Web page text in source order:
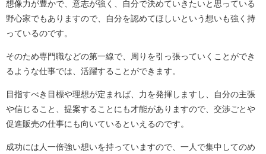
想像力が豊かで、意志が強く、自分で決めていきたいと思っている
野心家でもありますので、自分を認めてほしいという想いも強く持
っているのです。
そのため専門職などの第一線で、周りを引っ張っていくことができ
るような仕事では、活躍することができます。
目指すべき目標や理想が定まれば、力を発揮しますし、自分の主張
や信じること、提案することにも才能がありますので、交渉ごとや
促進販売の仕事にも向いているといえるのです。
成功には人一倍強い想いを持っていますので、一人で集中してのめ